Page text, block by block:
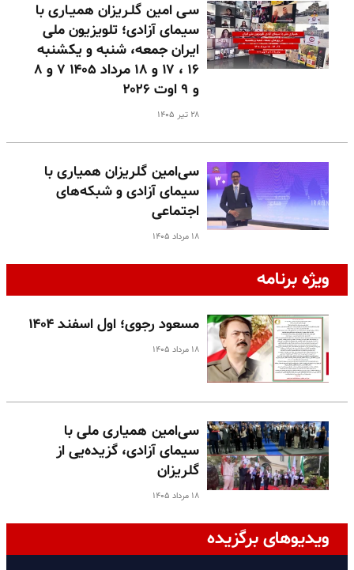
سـی امین گلـریزان همیـاری با
سیمای آزادی؛ تلویزیون ملی
ایران جمعه، شنبه و یکشنبه
۱۶ ، ۱۷ و ۱۸ مرداد ۱۴۰۵ ۷ و ۸
و ۹ اوت ۲۰۲۶
۲۸ تیر ۱۴۰۵
سی‌امین گلریزان همیاری با
سیمای آزادی و شبکه‌های
اجتماعی
۱۸ مرداد ۱۴۰۵
ویژه برنامه
مسعود رجوی؛ اول اسفند ۱۴۰۴
۱۸ مرداد ۱۴۰۵
سی‌امین همیاری ملی با
سیمای آزادی، گزیده‌یی از
گلریزان
۱۸ مرداد ۱۴۰۵
ویدیوهای برگزیده